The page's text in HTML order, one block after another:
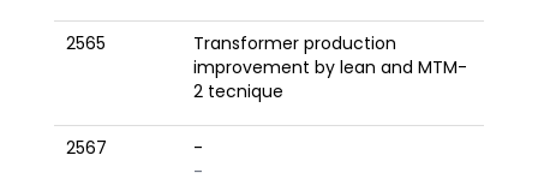
2565
Transformer production
improvement by lean and MTM-
2 tecnique
2567
-
-